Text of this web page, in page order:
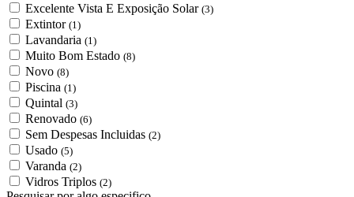
Excelente Vista E Exposição Solar (3)
Extintor (1)
Lavandaria (1)
Muito Bom Estado (8)
Novo (8)
Piscina (1)
Quintal (3)
Renovado (6)
Sem Despesas Incluidas (2)
Usado (5)
Varanda (2)
Vidros Triplos (2)